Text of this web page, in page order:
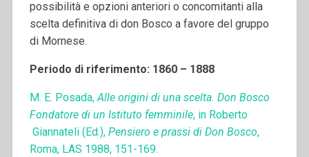
possibilità e opzioni anteriori o concomitanti alla
scelta definitiva di don Bosco a favore del gruppo
di Mornese.
Periodo di riferimento: 1860 – 1888
M. E. Posada,Alle origini di una scelta. Don Bosco
Fondatore di un Istituto femminile, in Roberto
Giannateli (Ed.), Pensiero e prassi di Don Bosco,
Roma, LAS 1988, 151-169.